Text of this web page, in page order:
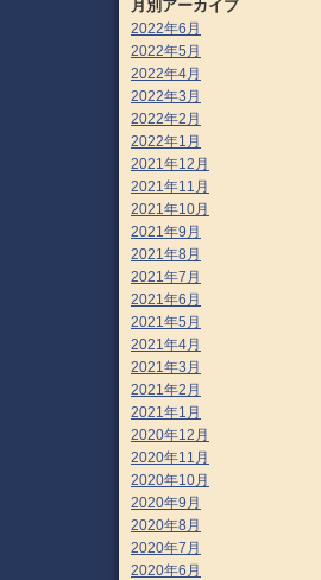
月別アーカイブ
2022年6月
2022年5月
2022年4月
2022年3月
2022年2月
2022年1月
2021年12月
2021年11月
2021年10月
2021年9月
2021年8月
2021年7月
2021年6月
2021年5月
2021年4月
2021年3月
2021年2月
2021年1月
2020年12月
2020年11月
2020年10月
2020年9月
2020年8月
2020年7月
2020年6月